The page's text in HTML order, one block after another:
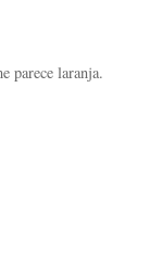
parece laranja.